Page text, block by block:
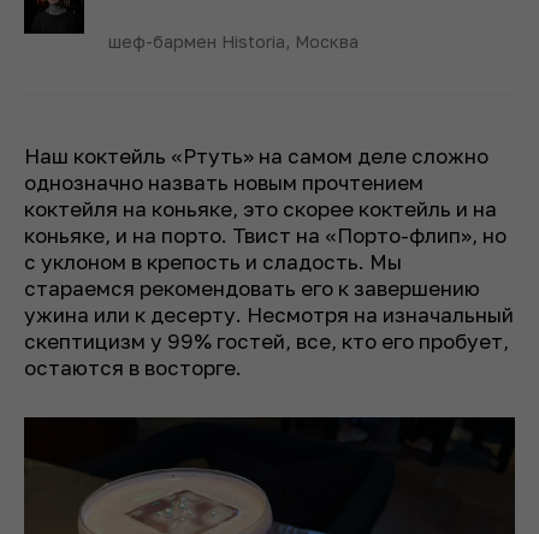
шеф-бармен Historia, Москва
Наш коктейль «Ртуть» на самом деле сложно
однозначно назвать новым прочтением
коктейля на коньяке, это скорее коктейль и на
коньяке, и на порто. Твист на «Порто-флип», но
с уклоном в крепость и сладость. Мы
стараемся рекомендовать его к завершению
ужина или к десерту. Несмотря на изначальный
скептицизм у 99% гостей, все, кто его пробует,
остаются в восторге.